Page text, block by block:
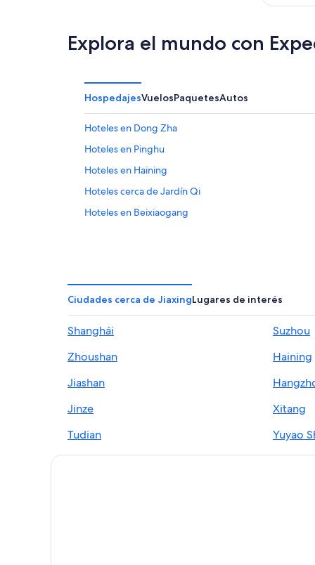
Explora el mundo con
HospedajesVuelosPaquetesAutos
Hoteles en Dong Zha
Hoteles en Pinghu
Hoteles en Haining
Hoteles cerca de Jardín Qi
Hoteles en Beixiaogang
Ciudades cerca de JiaxingLugares de interés
Shanghái Suzhou
Zhoushan
Haining
Jiashan
Jinze
Xitang
Tudian
Yuyao